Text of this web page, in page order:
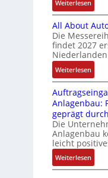
y
s
t
e
m
e
g
t
R
e
i
f
e
g
r
a
d
M
L
3
f
l
e
S
t
e
u
e
r
u
n
g
t
i
o
n
v
o
n
G
V
u
n
d
R
o
c
h
t
S
t
r
u
k
t
u
r
Weiterlesen:
B
i
s
2
0
3
6
f
e
h
l
e
n
4
,
All About
Die
findet 2027
Weiterlesen:
A
l
l
A
b
o
u
t
A
Anlagenbau:
geprägt
Die
Anlagenbau
leicht
Weiterlesen:
A